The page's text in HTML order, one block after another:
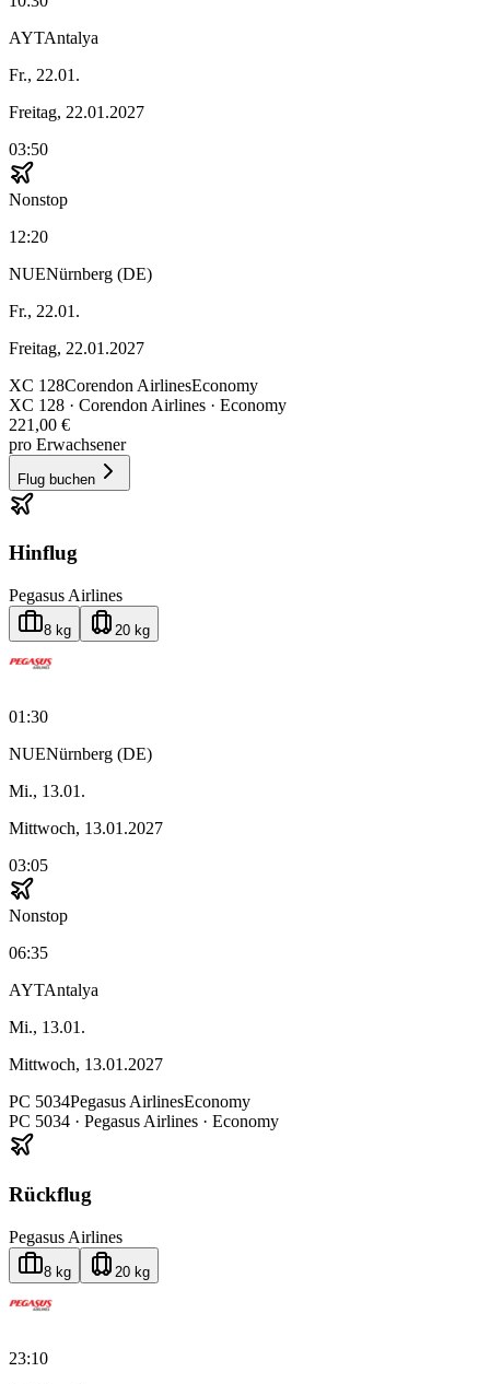
AYTAntalya
Fr., 22.01.
Freitag, 22.01.2027
03:50
Nonstop
12:20
NUENürnberg (DE)
Fr., 22.01.
Freitag, 22.01.2027
XC 128Corendon AirlinesEconomy
XC 128 · Corendon Airlines · Economy
221,00 €
pro Erwachsener
Flug buchen
Hinflug
Pegasus Airlines
8 kg 20 kg
01:30
NUENürnberg (DE)
Mi., 13.01.
Mittwoch, 13.01.2027
03:05
Nonstop
06:35
AYTAntalya
Mi., 13.01.
Mittwoch, 13.01.2027
PC 5034Pegasus AirlinesEconomy
PC 5034 · Pegasus Airlines · Economy
Rückflug
Pegasus Airlines
8 kg 20 kg
23:10